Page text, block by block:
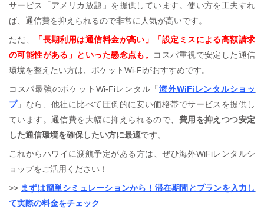
サービス「アメリカ放題」を提供しています。使い方を工夫すれ
ば、通信費を抑えられるので非常に人気が高いです。
ただ、
「長期利用は通信料金が高い」「設定ミスによる高額請求
の可能性がある」といった懸念点も。
コスパ重視で安定した通信
環境を整えたい方は、ポケットWi-Fiがおすすめです。
コスパ最強のポケット Wi-Fiレンタル「海外WiFi レンタルショッ
プ」なら、他社に比べて圧倒的に安い価格帯でサービスを提供し
ています。通信費を大幅に抑えられるので、 費用を抑えつつ安定
した通信環境を確保したい方に最適です。
これからハワイに渡航予定がある方は、ぜひ海外WiFiレンタルシ
ョップをご活用ください！
>> まずは簡単シミュレーションから！滞在期間とプランを入力し
て実際の料金をチェック